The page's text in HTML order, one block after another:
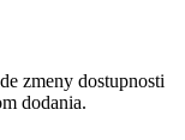
zmeny dostupnosti
dodania.